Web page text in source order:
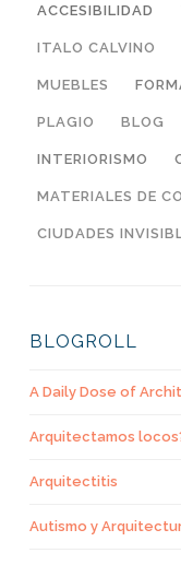
ACCESIBILIDAD
ITALO CALVINO
MUEBLES
PLAGIO BLOG
INTERIORISMO
MATERIALES DE
CIUDADES
BLOGROLL
A Daily Dose of
Arquitectamos
Arquitectitis
Autismo y